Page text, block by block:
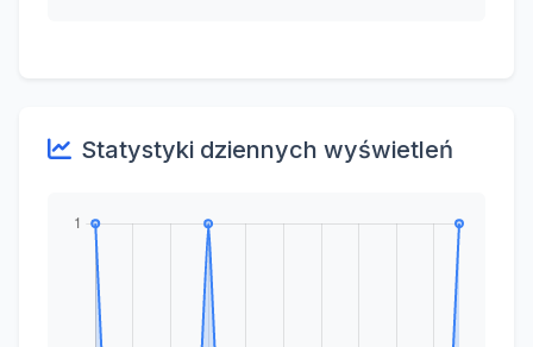
Statystyki dziennych wyświetleń